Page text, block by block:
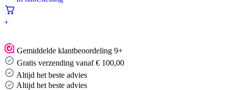
+
Gemiddelde klantbeoordeling 9+
Gratis verzending vanaf € 100,00
Altijd het beste advies
Altijd het beste advies